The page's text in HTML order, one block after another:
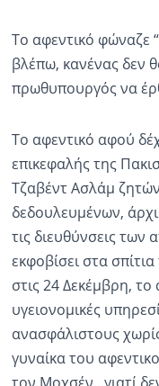
Το αφεντικό φώναζε
βλέπω, κανένας δεν
πρωθυπουργός να
Το αφεντικό αφού
επικεφαλής της
Τζαβέντ Ασλάμ
δεδουλευμένων,
τις διευθύνσεις
εκφοβίσει στα
στις 24 Δεκέμβρη,
υγειονομικές
ανασφάλιστους
γυναίκα του